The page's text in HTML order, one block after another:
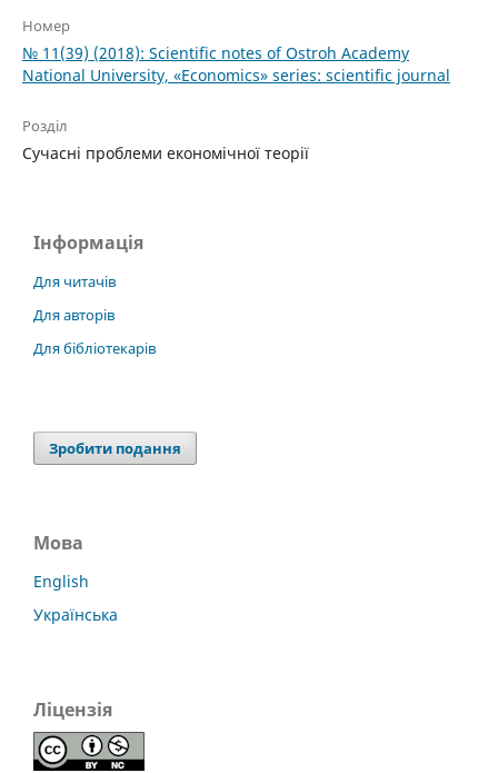
Номер
№ 11(39) (2018): Scientific notes of Ostroh Academy
National University, «Economics» series: scientific journal
Розділ
Cучасні проблеми економічної теорії
Інформація
Для читачів
Для авторів
Для бібліотекарів
Зробити подання
Мова
English
Українська
Ліцензія